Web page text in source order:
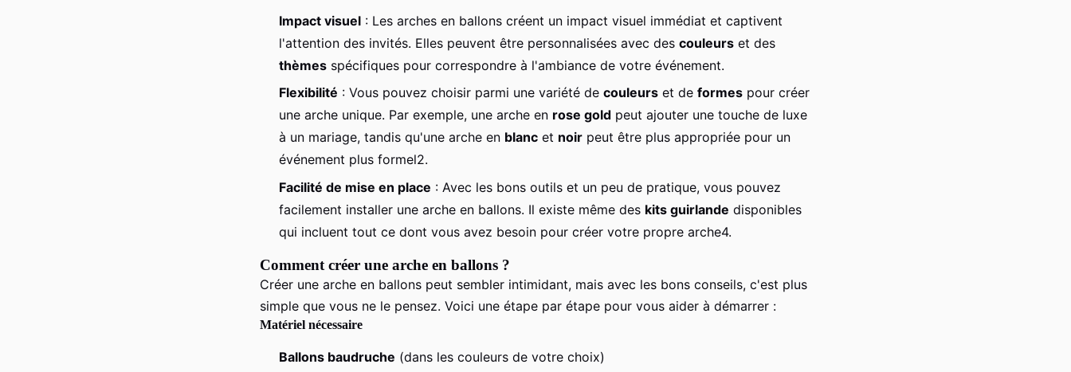
Impact visuel : Les arches en ballons créent un impact visuel immédiat et captivent
l'attention des invités. Elles peuvent être personnalisées avec des couleurs et des
thèmes spécifiques pour correspondre à l'ambiance de votre événement.
Flexibilité : Vous pouvez choisir parmi une variété de couleurs et de formes pour créer
une arche unique. Par exemple, une arche en rose gold peut ajouter une touche de luxe
à un mariage, tandis qu'une arche en blanc et noir peut être plus appropriée pour un
événement plus formel2.
Facilité de mise en place : Avec les bons outils et un peu de pratique, vous pouvez
facilement installer une arche en ballons. Il existe même des kits guirlande disponibles
qui incluent tout ce dont vous avez besoin pour créer votre propre arche4.
Comment créer une arche en ballons ?
Créer une arche en ballons peut sembler intimidant, mais avec les bons conseils, c'est plus
simple que vous ne le pensez. Voici une étape par étape pour vous aider à démarrer :
Matériel nécessaire
Ballons baudruche (dans les couleurs de votre choix)